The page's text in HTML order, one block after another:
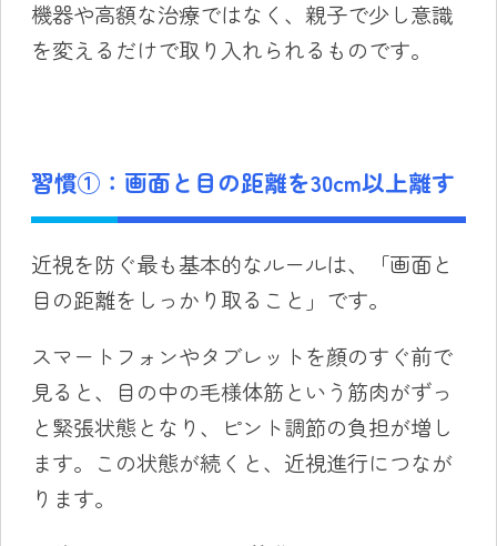
機器や高額な治療ではなく、親子で少し意識
を変えるだけで取り入れられるものです。
習慣①：画面と目の距離を30cm以上離す
近視を防ぐ最も基本的なルールは、「画面と
目の距離をしっかり取ること」です。
スマートフォンやタブレットを顔のすぐ前で
見ると、目の中の毛様体筋という筋肉がずっ
と緊張状態となり、ピント調節の負担が増し
ます。この状態が続くと、近視進行につなが
ります。